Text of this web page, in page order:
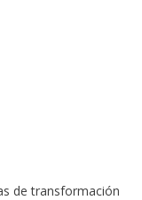
de transformación